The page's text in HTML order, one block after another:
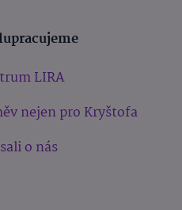
LIRA
nejen pro Kryštofa
o nás